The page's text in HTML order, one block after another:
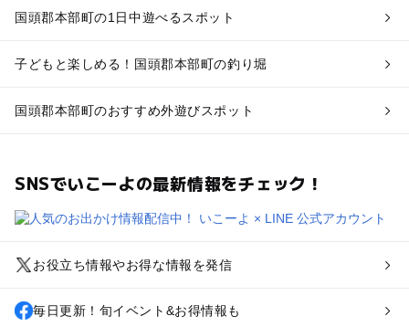
国頭郡本部町の1日中遊べるスポット
子どもと楽しめる！国頭郡本部町の釣り堀
国頭郡本部町のおすすめ外遊びスポット
SNSでいこーよの最新情報をチェック！
お役立ち情報やお得な情報を発信
毎日更新！旬イベント&お得情報も